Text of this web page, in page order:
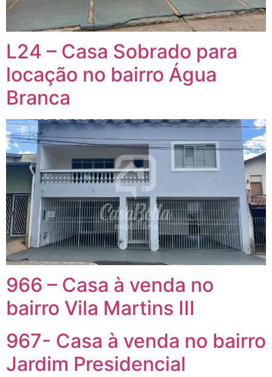
L24 – Casa Sobrado para
locação no bairro Água
Branca
966 – Casa à venda no
bairro Vila Martins III
967- Casa à venda no bairro
Jardim Presidencial